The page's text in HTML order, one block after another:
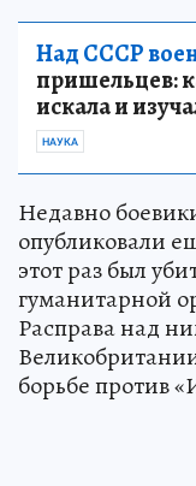
Над СССР
пришельцев:
искала и
НАУКА
Недавно
опубликовали
этот раз был
гуманитарной
Расправа над
борьбе против